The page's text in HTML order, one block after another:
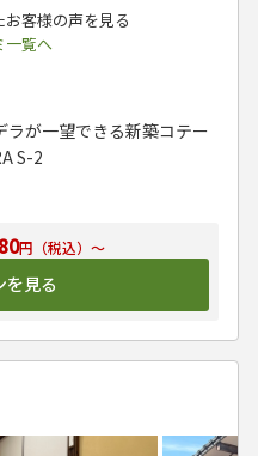
客様の声を見る
一覧へ
円（税込）～
を見る
ラが一望できる新築コテー
S-2